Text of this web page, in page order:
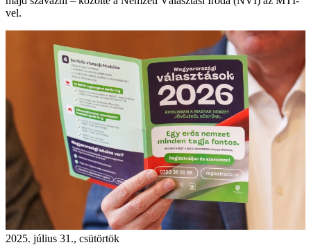
vel.
2025. július 31., csütörtök